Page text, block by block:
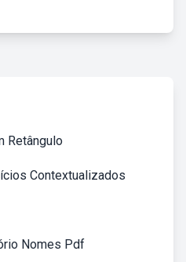
Retângulo
Contextualizados
Nomes Pdf